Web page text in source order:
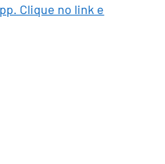
Clique no link e